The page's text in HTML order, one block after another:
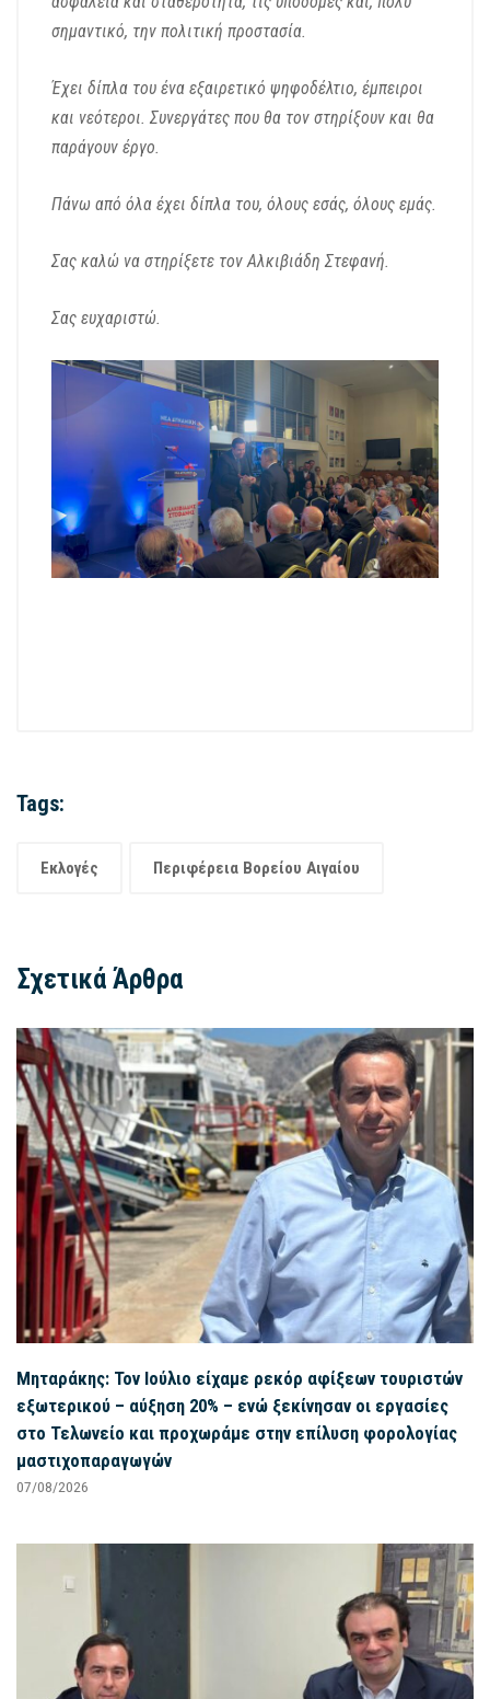
σημαντικό, την πολιτική προστασία.
Έχει δίπλα του ένα εξαιρετικό ψηφοδέλτιο, έμπειροι
και νεότεροι. Συνεργάτες που θα τον στηρίξουν και θα
παράγουν έργο.
Πάνω από όλα έχει δίπλα του, όλους εσάς, όλους εμάς.
Σας καλώ να στηρίξετε τον Αλκιβιάδη Στεφανή.
Σας ευχαριστώ.
Tags:
Εκλογές Περιφέρεια Βορείου Αιγαίου
Σχετικά Άρθρα
Μηταράκης: Τον Ιούλιο είχαμε ρεκόρ αφίξεων τουριστών
εξωτερικού – αύξηση 20% – ενώ ξεκίνησαν οι εργασίες
στο Τελωνείο και προχωράμε στην επίλυση φορολογίας
μαστιχοπαραγωγών
07/08/2026